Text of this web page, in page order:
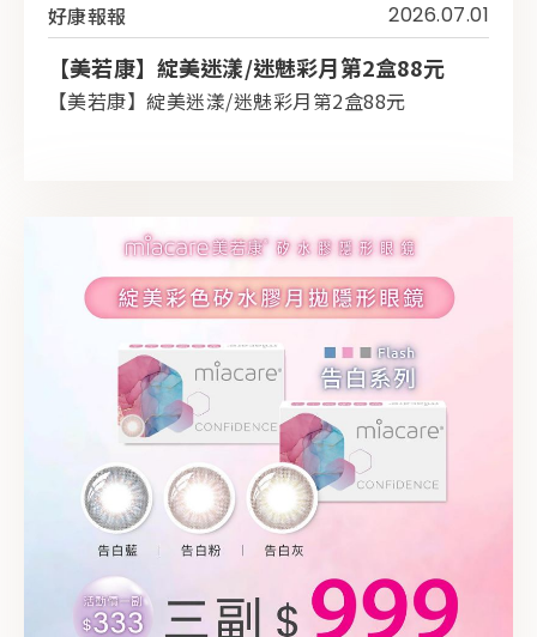
好康報報 2026.07.01
【美若康】綻美迷漾/迷魅彩月第2盒88元
【美若康】綻美迷漾/迷魅彩月第2盒88元